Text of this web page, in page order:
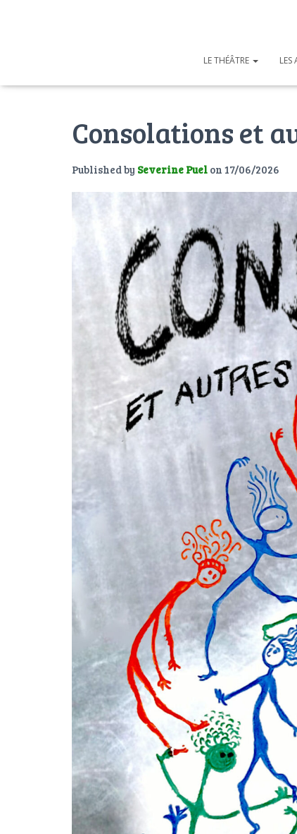
LE THÉÂTRE LES
Consolations et
Published by Severine Puel on 17/06/2026